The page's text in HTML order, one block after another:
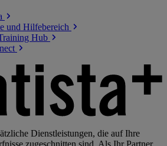
und Hilfebereich
Hub
Dienstleistungen, die auf Ihre
zugeschnitten sind. Als Ihr Partner